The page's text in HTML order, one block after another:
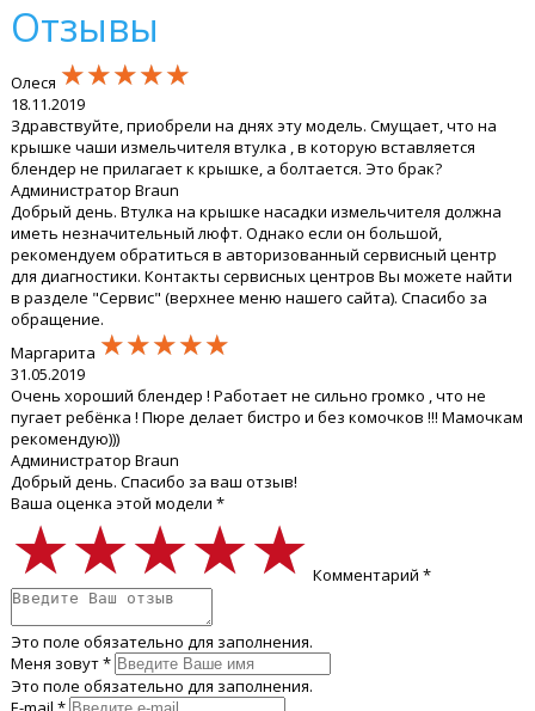
Отзывы
Олеся ★★★★★
★★★★★
★★★★★
18.11.2019
Здравствуйте, приобрели на днях эту модель. Смущает, что на
крышке чаши измельчителя втулка , в которую вставляется
блендер не прилагает к крышке, а болтается. Это брак?
Администратор Braun
Добрый день. Втулка на крышке насадки измельчителя должна
иметь незначительный люфт. Однако если он большой,
рекомендуем обратиться в авторизованный сервисный центр
для диагностики. Контакты сервисных центров Вы можете найти
в разделе "Сервис" (верхнее меню нашего сайта). Спасибо за
обращение.
Маргарита ★★★★★
★★★★★
★★★★★
31.05.2019
Очень хороший блендер ! Работает не сильно громко , что не
пугает ребёнка ! Пюре делает бистро и без комочков !!! Мамочкам
рекомендую)))
Администратор Braun
Добрый день. Спасибо за ваш отзыв!
Ваша оценка этой модели *
★★★★★
★★★★★
★★★★★ Комментарий *
Это поле обязательно для заполнения.
Меня зовут *
Это поле обязательно для заполнения.